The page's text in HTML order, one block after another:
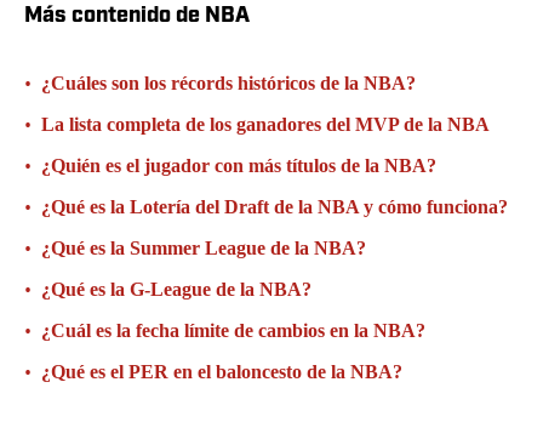
Más contenido de NBA
• ¿Cuáles son los récords históricos de la NBA?
• La lista completa de los ganadores del MVP de la NBA
• ¿Quién es el jugador con más títulos de la NBA?
• ¿Qué es la Lotería del Draft de la NBA y cómo funciona?
• ¿Qué es la Summer League de la NBA?
• ¿Qué es la G-League de la NBA?
• ¿Cuál es la fecha límite de cambios en la NBA?
• ¿Qué es el PER en el baloncesto de la NBA?